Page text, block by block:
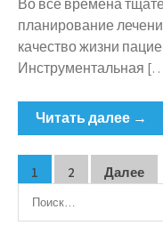
Во все времена
планирование
качество жизни
Инструментальная
Читать далее →
Пагинация
записей
1 2 Далее